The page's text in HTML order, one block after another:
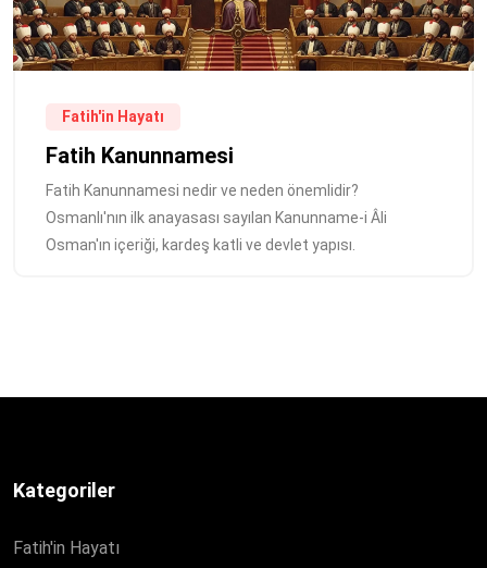
Fatih'in Hayatı
Fatih Kanunnamesi
Fatih Kanunnamesi nedir ve neden önemlidir?
Osmanlı'nın ilk anayasası sayılan Kanunname-i Âli
Osman'ın içeriği, kardeş katli ve devlet yapısı.
Kategoriler
Fatih'in Hayatı